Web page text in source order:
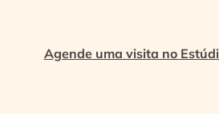
Agende uma visita no